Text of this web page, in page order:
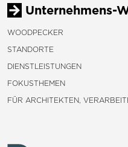
Unternehmens-
WOODPECKER
STANDORTE
DIENSTLEISTUNGEN
FOKUSTHEMEN
FÜR ARCHITEKTEN,